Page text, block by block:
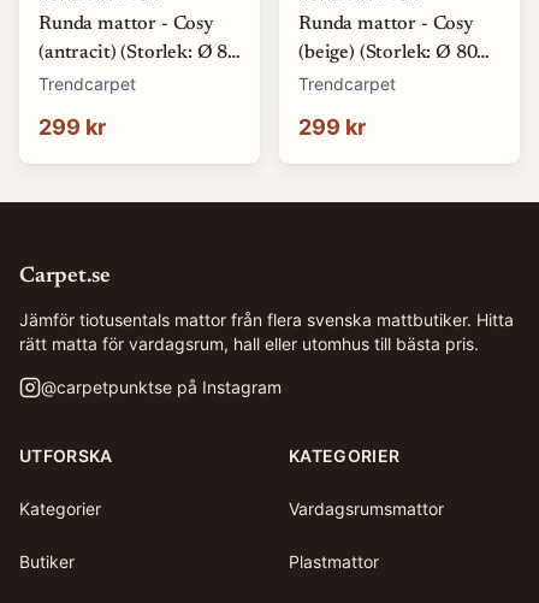
Runda mattor - Cosy
(antracit) (Storlek: Ø 80
cm)
Trendcarpet
299 kr
Runda mattor - Cosy
(beige) (Storlek: Ø 80
cm)
Trendcarpet
299 kr
Carpet.se
Jämför tiotusentals mattor från flera svenska mattbutiker. Hitta
rätt matta för vardagsrum, hall eller utomhus till bästa pris.
@carpetpunktse på Instagram
UTFORSKA
Kategorier
Butiker
KATEGORIER
Vardagsrumsmattor
Plastmattor